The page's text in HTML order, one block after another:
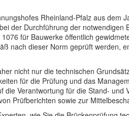
Rheinland-Pfalz aus dem
der Durchführung der notwendigen
für Bauwerke öffentlich
nach dieser Norm geprüft werden,
nicht nur die technischen
für die Prüfung und das
die Verantwortung für die Stand- und
Prüfberichten sowie zur